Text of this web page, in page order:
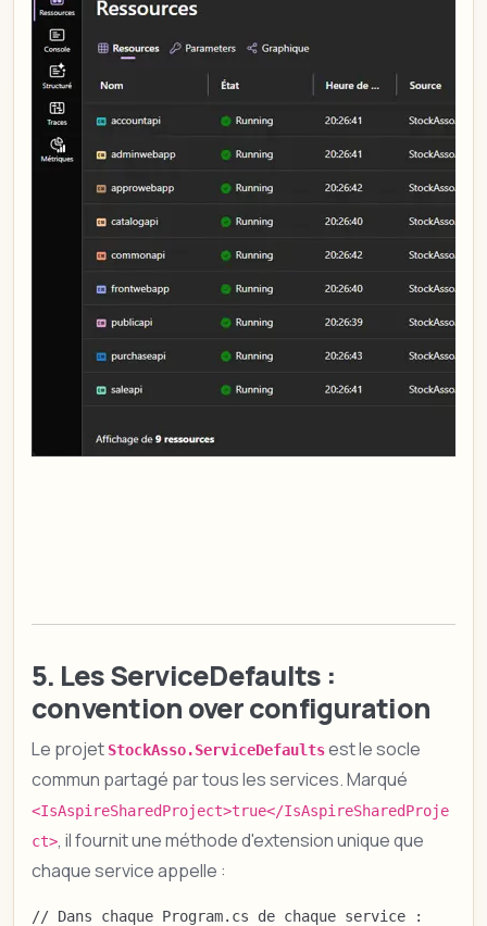
5. Les ServiceDefaults :
convention over configuration
Le projet StockAsso.ServiceDefaultsest le socle
commun partagé par tous les services. Marqué
<IsAspireSharedProject>true</IsAspireSharedProje
ct>, il fournit une méthode d'extension unique que
chaque service appelle :
// Dans chaque Program.cs de chaque service :